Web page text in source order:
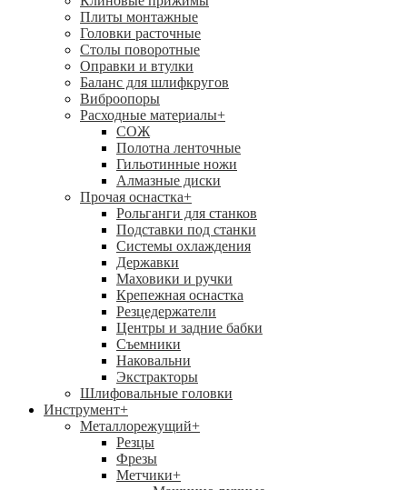
Плиты монтажные
Головки расточные
Столы поворотные
Оправки и втулки
Баланс для шлифкругов
Виброопоры
Расходные материалы+
СОЖ
Полотна ленточные
Гильотинные ножи
Алмазные диски
Прочая оснастка+
Рольганги для станков
Подставки под станки
Системы охлаждения
Державки
Маховики и ручки
Крепежная оснастка
Резцедержатели
Центры и задние бабки
Съемники
Наковальни
Экстракторы
Шлифовальные головки
Инструмент+
Металлорежущий+
Резцы
Фрезы
Метчики+